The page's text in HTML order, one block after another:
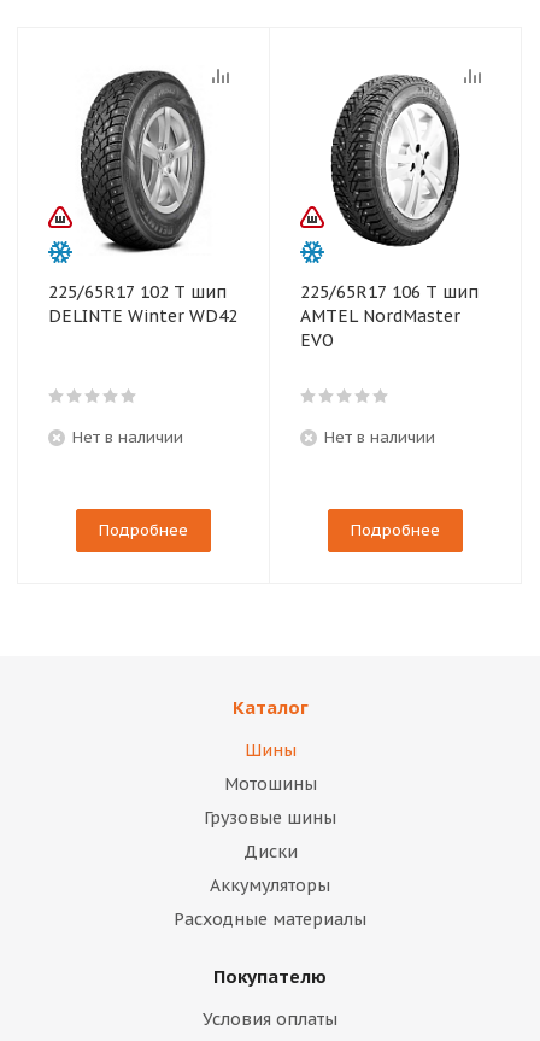
225/65R17 102 T шип
DELINTE Winter WD42
Нет в наличии
Подробнее
225/65R17 106 T шип
AMTEL NordMaster
EVO
Нет в наличии
Подробнее
Каталог
Шины
Мотошины
Грузовые шины
Диски
Аккумуляторы
Расходные материалы
Покупателю
Условия оплаты